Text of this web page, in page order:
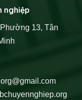
nghiệp
13, Tân